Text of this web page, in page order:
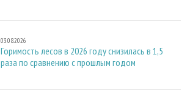
03.08.2026
Горимость лесов в 2026 году снизилась в 1,5
раза по сравнению с прошлым годом